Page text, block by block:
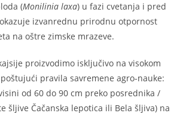
(Monilinia laxa) u fazi cvetanja i pred
izvanrednu prirodnu otpornost
na oštre zimske mrazeve.
proizvodimo isključivo na visokom
pravila savremene agro-nauke:
od 60 do 90 cm preko posrednika /
šljive Čačanska lepotica ili Bela šljiva) na